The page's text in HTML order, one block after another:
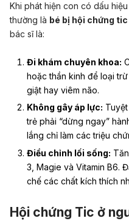
Khi phát hiện con có dấu
thường là bé bị hội chứng
bác sĩ là:
Đi khám chuyên khoa:
hoặc thần kinh để loại
giật hay viêm não.
Không gây áp lực:
trẻ phải “dừng ngay”
lắng chỉ làm các triệu
Điều chỉnh lối sống:
3, Magie và Vitamin B6.
chế các chất kích thích
Hội chứng Tic ở